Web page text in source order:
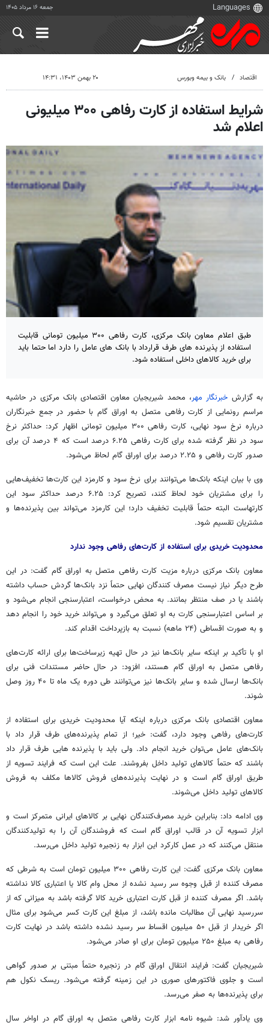
جمعه ۱۶ مرداد ۱۴۰۵
اقتصاد بانک و بیمه وبورس ۲۰ بهمن ۱۴۰۳، ۱۴:۳۱
شرایط استفاده از کارت رفاهی ۳۰۰ میلیونی
اعلام شد
طبق اعلام معاون بانک مرکزی، کارت رفاهی ۳۰۰ میلیون تومانی قابلیت
استفاده از پذیرنده های طرف قرارداد با بانک های عامل را دارد اما حتما باید
برای خرید کالاهای داخلی استفاده شود.
به گزارش خبرنگار مهر، محمد شیریجیانمعاون اقتصادی بانک مرکزی در حاشیه
مراسم رونمایی از کارت رفاهی متصل به اوراق گام با حضور در جمع خبرنگاران
درباره نرخ سود نهایی، کارت رفاهی ۳۰۰ میلیون تومانی اظهار کرد: حداکثر نرخ
سود در نظر گرفته شده برای کارت رفاهی ۶.۲۵ درصد است که ۴ درصد آن برای
صدور کارت رفاهی و ۲.۲۵ درصد برای اوراق گام لحاظ می‌شود.
وی با بیان اینکه بانک‌ها می‌توانند برای نرخ سود و کارمزد این کارت‌ها تخفیف‌هایی
را برای مشتریان خود لحاظ کنند، تصریح کرد: ۶.۲۵ درصد حداکثر سود این
کارتهاست البته حتماً قابلیت تخفیف دارد؛ این کارمزد می‌تواند بین پذیرنده‌ها و
مشتریان تقسیم شود.
محدودیت خریدی برای استفاده از کارت‌های رفاهی وجود ندارد
معاون بانک مرکزی درباره مزیت کارت رفاهی متصل به اوراق گام گفت: در این
طرح دیگر نیاز نیست مصرف کنندگان نهایی حتماً نزد بانک‌ها گردش حساب داشته
باشند یا در صف منتظر بمانند. به محض درخواست، اعتبارسنجی انجام می‌شود و
بر اساس اعتبارسنجی کارت به او تعلق می‌گیرد و می‌تواند خرید خود را انجام دهد
و به صورت اقساطی (۲۴ ماهه) نسبت به بازپرداخت اقدام کند.
او با تأکید بر اینکه سایر بانک‌ها نیز در حال تهیه زیرساخت‌ها برای ارائه کارت‌های
رفاهی متصل به اوراق گام هستند، افزود: در حال حاضر مستندات فنی برای
بانک‌ها ارسال شده و سایر بانک‌ها نیز می‌توانند طی دوره یک ماه تا ۴۰ روز وصل
شوند.
معاون اقتصادی بانک مرکزی درباره اینکه آیا محدودیت خریدی برای استفاده از
کارت‌های رفاهی وجود دارد، گفت: خیر؛ از تمام پذیرنده‌های طرف قرار داد با
بانک‌های عامل می‌توان خرید انجام داد. ولی باید با پذیرنده هایی طرف قرار داد
باشند که حتماً کالاهای تولید داخل بفروشند. علت این است که فرایند تسویه از
طریق اوراق گام است و در نهایت پذیرنده‌های فروش کالاها مکلف به فروش
کالاهای تولید داخل می‌شوند.
وی ادامه داد: بنابراین خرید مصرف‌کنندگان نهایی بر کالاهای ایرانی متمرکز است و
ابزار تسویه آن در قالب اوراق گام است که فروشندگان آن را به تولیدکنندگان
منتقل می‌کنند که در عمل کارکرد این ابزار به زنجیره تولید داخل می‌رسد.
معاون بانک مرکزی گفت: این کارت رفاهی ۳۰۰ میلیون تومان است به شرطی که
مصرف کننده از قبل وجوه سر رسید نشده از محل وام کالا یا اعتباری کالا نداشته
باشد. اگر مصرف کننده از قبل کارت اعتباری خرید کالا گرفته باشد به میزانی که از
سررسید نهایی آن مطالبات مانده باشد، از مبلغ این کارت کسر می‌شود برای مثال
اگر خریدار از قبل ۵۰ میلیون اقساط سر رسید نشده داشته باشد در نهایت کارت
رفاهی به مبلغ ۲۵۰ میلیون تومان برای او صادر می‌شود.
شیریجیان گفت: فرایند انتقال اوراق گام در زنجیره حتماً مبتنی بر صدور گواهی
است و جلوی فاکتورهای صوری در این زمینه گرفته می‌شود. ریسک نکولهم
برای پذیرنده‌ها به صفر می‌رسد.
وی یادآور شد: شیوه نامه ابزار کارت رفاهی متصل به اوراق گام در اواخر سال